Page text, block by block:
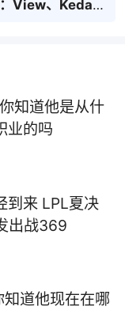
Kedaya重回一队
知道他是从什
业的吗
到来 LPL夏决
出战369
道他现在在哪